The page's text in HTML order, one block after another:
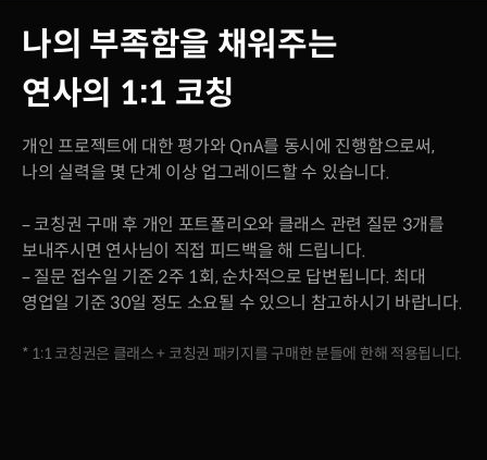
나의 부족함을 채워주는
연사의 1:1 코칭
개인 프로젝트에 대한 평가와 QnA를 동시에 진행함으로써,
나의 실력을 몇 단계 이상 업그레이드할 수 있습니다.
– 코칭권 구매 후 개인 포트폴리오와 클래스 관련 질문 3개를
보내주시면 연사님이 직접 피드백을 해 드립니다.
– 질문 접수일 기준 2주 1회, 순차적으로 답변됩니다. 최대
영업일 기준 30일 정도 소요될 수 있으니 참고하시기 바랍니다.
* 1:1 코칭권은 클래스 + 코칭권 패키지를 구매한 분들에 한해 적용됩니다.